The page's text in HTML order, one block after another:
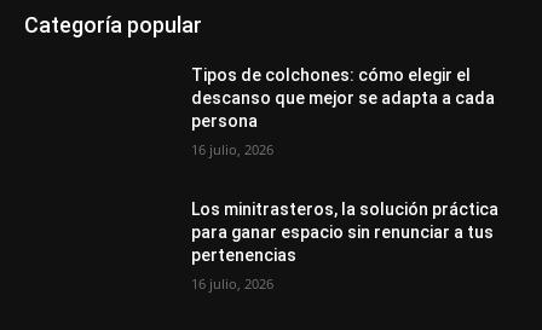
Categoría popular
Tipos de colchones: cómo elegir el
descanso que mejor se adapta a cada
persona
16 julio, 2026
Los minitrasteros, la solución práctica
para ganar espacio sin renunciar a tus
pertenencias
16 julio, 2026